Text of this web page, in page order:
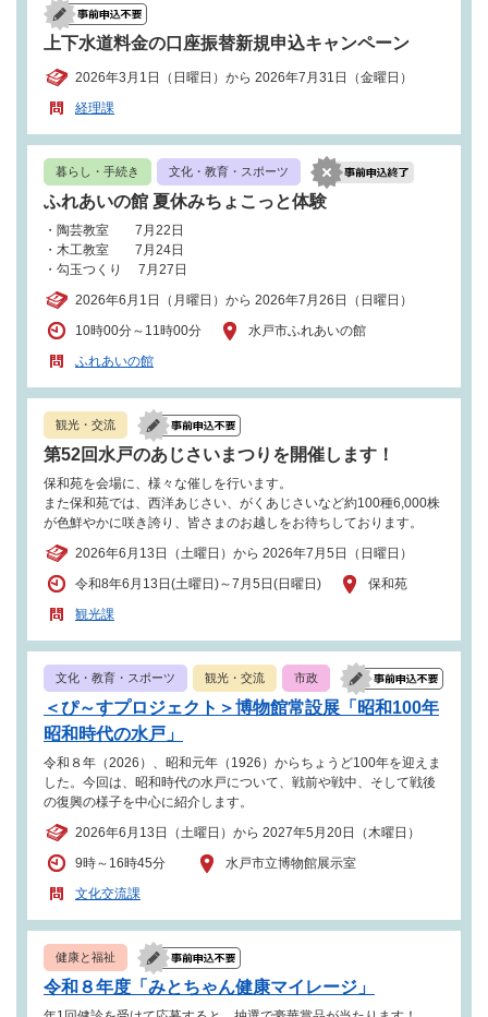
上下水道料金の口座振替新規申込キャンペーン
2026年3月1日（日曜日）から 2026年7月31日（金曜日）
経理課
暮らし・手続き 文化・教育・スポーツ
ふれあいの館 夏休みちょこっと体験
・陶芸教室 7月22日
・木工教室 7月24日
・勾玉つくり 7月27日
2026年6月1日（月曜日）から 2026年7月26日（日曜日）
10時00分～11時00分
水戸市ふれあいの館
ふれあいの館
観光・交流
第52回水戸のあじさいまつりを開催します！
保和苑を会場に、様々な催しを行います。
また保和苑では、西洋あじさい、がくあじさいなど約100種6,000株
が色鮮やかに咲き誇り、皆さまのお越しをお待ちしております。
2026年6月13日（土曜日）から 2026年7月5日（日曜日）
令和8年6月13日(土曜日)～7月5日(日曜日)
保和苑
観光課
文化・教育・スポーツ 観光・交流 市政
＜ぴ～すプロジェクト＞博物館常設展「昭和100年
昭和時代の水戸」
令和８年（2026）、昭和元年（1926）からちょうど100年を迎えま
した。今回は、昭和時代の水戸について、戦前や戦中、そして戦後
の復興の様子を中心に紹介します。
2026年6月13日（土曜日）から 2027年5月20日（木曜日）
9時～16時45分
水戸市立博物館展示室
文化交流課
健康と福祉
令和８年度「みとちゃん健康マイレージ」